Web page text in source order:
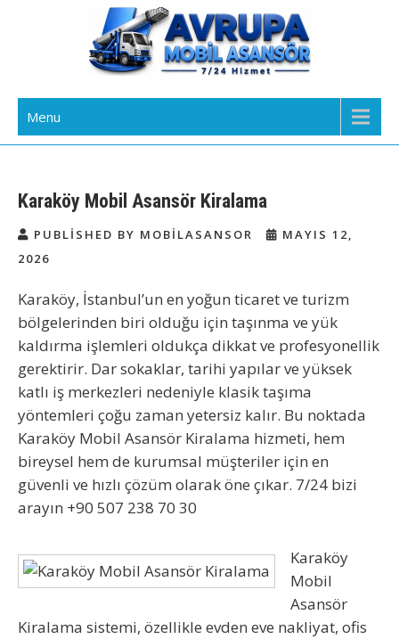
Avrupa Yakası Mobil Asansör
Kiralama
Menu
Karaköy Mobil Asansör Kiralama
PUBLISHED BY MOBILASANSOR
MAYIS 12,
2026
Karaköy, İstanbul’un en yoğun ticaret ve turizm
bölgelerinden biri olduğu için taşınma ve yük
kaldırma işlemleri oldukça dikkat ve profesyonellik
gerektirir. Dar sokaklar, tarihi yapılar ve yüksek
katlı iş merkezleri nedeniyle klasik taşıma
yöntemleri çoğu zaman yetersiz kalır. Bu noktada
Karaköy Mobil Asansör Kiralama hizmeti, hem
bireysel hem de kurumsal müşteriler için en
güvenli ve hızlı çözüm olarak öne çıkar. 7/24 bizi
arayın +90 507 238 70 30
Karaköy
Mobil
Asansör
Kiralama sistemi, özellikle evden eve nakliyat, ofis